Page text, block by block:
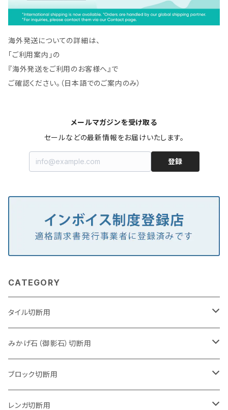
海外発送についての詳細は、
「ご利用案内」の
『海外発送をご利用のお客様へ』で
ご確認ください。（日本語でのご案内のみ）
メールマガジンを受け取る
セールなどの最新情報をお届けいたします。
登録
CATEGORY
タイル切断用
105mm（4インチ）
125mm（5インチ）
グラインダー取付用
みかげ石（御影石）切断用
105mm（4インチ）
セグメントタイプ
125mm（5インチ）
ブロック切断用
105mm（4インチ）
レンガ切断用